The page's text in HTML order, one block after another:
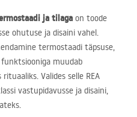
ja tilaga on toode
ohutuse ja disaini vahel.
termostaadi täpsuse,
muudab
rituaaliks. Valides selle REA
vastupidavusse ja disaini,